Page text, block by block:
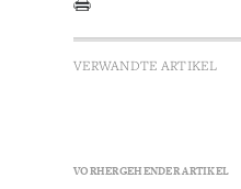
VERWANDTE ARTIKEL
VORHERGEHENDER ARTIKEL